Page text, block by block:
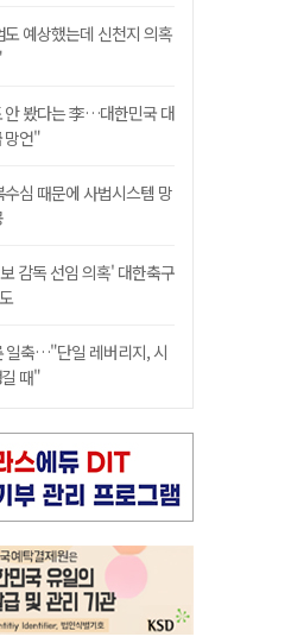
예상했는데 신천지 의혹
안 봤다는 李…대한민국 대
망언"
심 때문에 사법시스템 망
감독 선임 의혹' 대한축구
일축…"단일 레버리지, 시
때"